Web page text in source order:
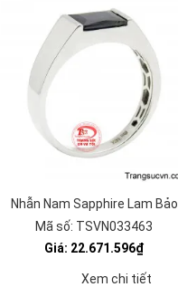
Nhẫn Nam Sapphire Lam Bảo
Mã số: TSVN033463
Giá: 22.671.596₫
Xem chi tiết